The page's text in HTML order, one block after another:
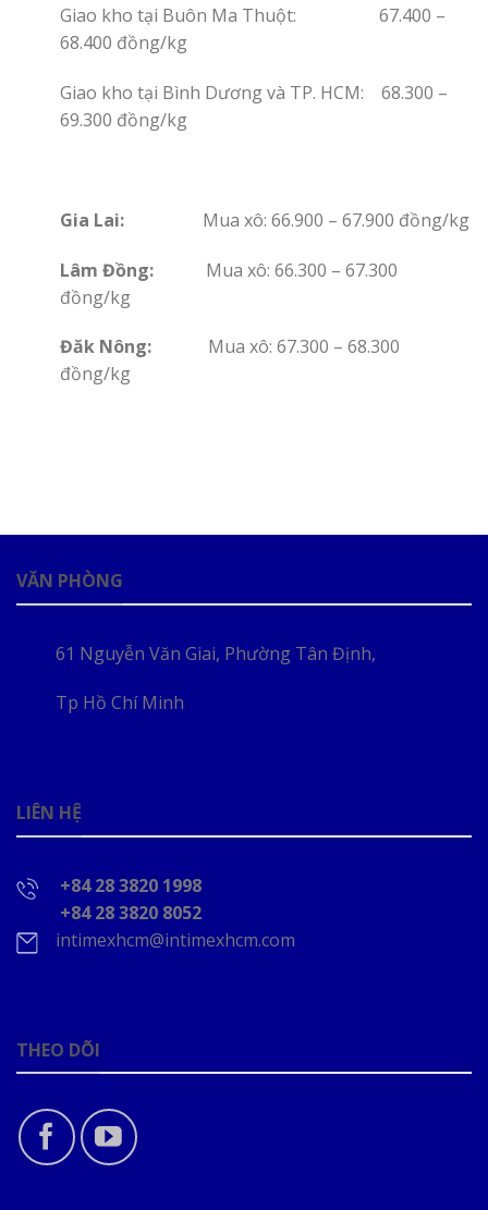
Giao kho tại Buôn Ma Thuột: 67.400 –
68.400 đồng/kg
Giao kho tại Bình Dương và TP. HCM: 68.300 –
69.300 đồng/kg
Gia Lai: Mua xô: 66.900 – 67.900 đồng/kg
Lâm Đồng: Mua xô: 66.300 – 67.300
đồng/kg
Đăk Nông: Mua xô: 67.300 – 68.300
đồng/kg
VĂN PHÒNG
61 Nguyễn Văn Giai, Phường Tân Định,
Tp Hồ Chí Minh
LIÊN HỆ
+84 28 3820 1998
+84 28 3820 8052
intimexhcm@intimexhcm.com
THEO DÕI